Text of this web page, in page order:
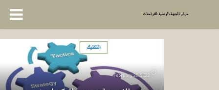
February 20, 2022